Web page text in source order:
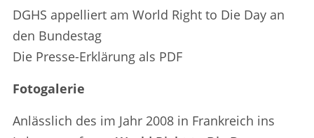
DGHS appelliert am World Right to Die Day an
den Bundestag
Die Presse-Erklärung als PDF
Fotogalerie
Anlässlich des im Jahr 2008 in Frankreich ins